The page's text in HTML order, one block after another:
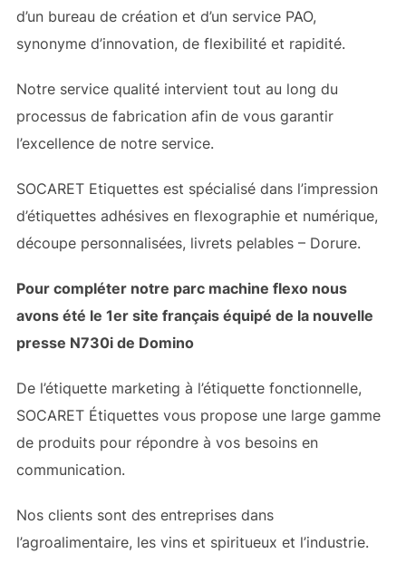
d’un bureau de création et d’un service PAO,
synonyme d’innovation, de flexibilité et rapidité.
Notre service qualité intervient tout au long du
processus de fabrication afin de vous garantir
l’excellence de notre service.
SOCARET Etiquettes est spécialisé dans l’impression
d’étiquettes adhésives en flexographie et numérique,
découpe personnalisées, livrets pelables – Dorure.
Pour compléter notre parc machine flexo nous
avons été le 1er site français équipé de la nouvelle
presse N730i de Domino
De l’étiquette marketing à l’étiquette fonctionnelle,
SOCARET Étiquettes vous propose une large gamme
de produits pour répondre à vos besoins en
communication.
Nos clients sont des entreprises dans
l’agroalimentaire, les vins et spiritueux et l’industrie.